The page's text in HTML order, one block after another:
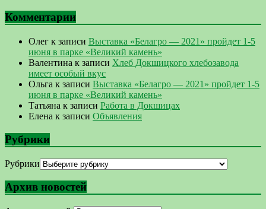
Комментарии
Олег к записи Выставка «Белагро — 2021» пройдет 1-5
июня в парке «Великий камень»
Валентина к записи Хлеб Докшицкого хлебозавода
имеет особый вкус
Ольга к записи Выставка «Белагро — 2021» пройдет 1-5
июня в парке «Великий камень»
Татьяна к записи Работа в Докшицах
Елена к записи Объявления
Рубрики
Рубрики
Архив новостей